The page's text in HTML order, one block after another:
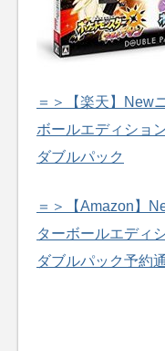
＝＞【楽天】New
ボールエディショ
ダブルパック
＝＞【Amazon】
ターボールエディ
ダブルパック予約